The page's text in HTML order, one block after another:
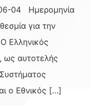
04 Ημερομηνία
για την
Ελληνικός
ως αυτοτελής
ο Εθνικός […]